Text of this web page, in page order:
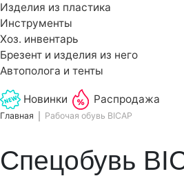
Изделия из пластика
Инструменты
Хоз. инвентарь
Брезент и изделия из него
Автополога и тенты
Новинки Распродажа
Главная Рабочая обувь BICAP
Спецобувь